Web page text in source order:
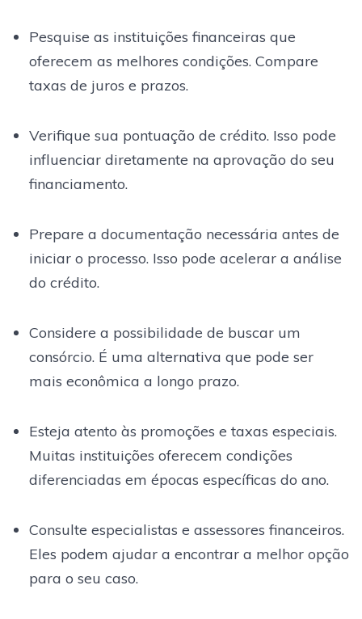
Pesquise as instituições financeiras que
oferecem as melhores condições. Compare
taxas de juros e prazos.
Verifique sua pontuação de crédito. Isso pode
influenciar diretamente na aprovação do seu
financiamento.
Prepare a documentação necessária antes de
iniciar o processo. Isso pode acelerar a análise
do crédito.
Considere a possibilidade de buscar um
consórcio. É uma alternativa que pode ser
mais econômica a longo prazo.
Esteja atento às promoções e taxas especiais.
Muitas instituições oferecem condições
diferenciadas em épocas específicas do ano.
Consulte especialistas e assessores financeiros.
Eles podem ajudar a encontrar a melhor opção
para o seu caso.